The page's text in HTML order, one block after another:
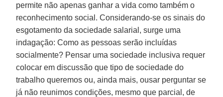
permite não apenas ganhar a vida como também o
reconhecimento social. Considerando-se os sinais do
esgotamento da sociedade salarial, surge uma
indagação: Como as pessoas serão incluídas
socialmente? Pensar uma sociedade inclusiva requer
colocar em discussão que tipo de sociedade do
trabalho queremos ou, ainda mais, ousar perguntar se
já não reunimos condições, mesmo que parcial, de